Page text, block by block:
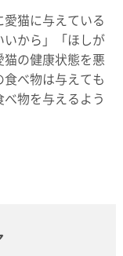
猫に与えている
から」「ほしが
の健康状態を悪
べ物は与えても
物を与えるよう